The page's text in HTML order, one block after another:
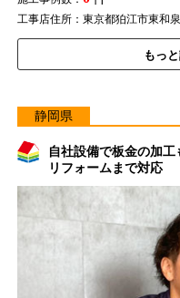
工事店住所：東京都狛江市東和泉
もっ
静岡県
自社設備で板金の加
リフォームまで対応